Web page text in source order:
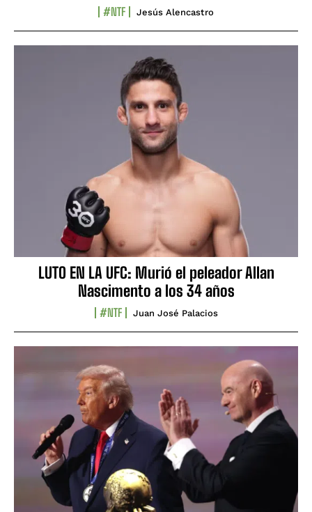
#NTF Jesús Alencastro
LUTO EN LA UFC: Murió el peleador Allan
Nascimento a los 34 años
#NTF Juan José Palacios